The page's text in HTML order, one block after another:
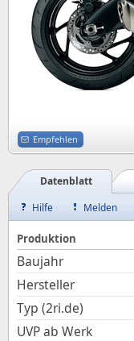
Empfehlen
Datenblatt
Hilfe
Melden
Produktion
Baujahr
Hersteller
Typ (2ri.de)
UVP ab Werk